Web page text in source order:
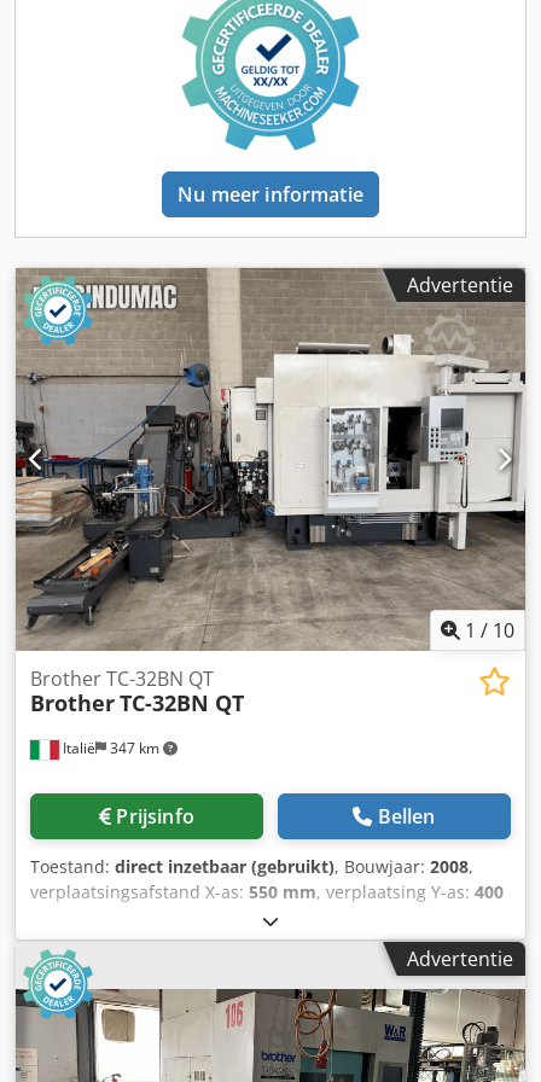
assen en een draaitafel. De BT30 spindel kan werken met
een toerental tot 12000 rpm. Aanvullende uitrusting •
spanentransporteur • flyer op afstand • Kitagawa
roterende plaat Voordelen van de machine Technische
voordelen van de machine Dsdpeyi Ehkofx Agnsck • 3 + 1
as • Gereedschapshouders: willekeurig 26 posities • Snel
vooruitspoelen: 70-70-70 m/min • Pallets: 2 / 600 x 425
Dimensions Machine Depth 3700 mm
Nu meer informatie
Advertentie
1 / 10
Italië 347 km
Brother TC-32BN QT
BrotherTC-32BN QT
Prijsinfo Bellen
Toestand: direct inzetbaar (gebruikt), Bouwjaar: 2008,
verplaatsingsafstand X-as: 550 mm, verplaatsing Y-as: 400
, verplaatsingsafstand Z-as:
(max.):20.000 rpm, aantal assen:4, Deze 4-assige Brother
TC-32BN QT werd vervaardigd in 2008 en is uitgerust met
een Brother B00-besturingssysteem, een X-asverplaatsing
van 550 mm, een Y-asverplaatsing van 400 mm en een Z-
asverplaatsing van 415 mm. De machine heeft
verplaatsingssnelheden van 70 m/min, een
Advertentie